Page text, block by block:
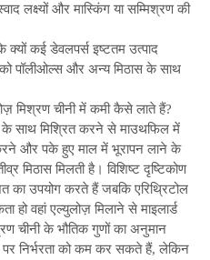
लक्ष्यों और मास्किंग या सम्मिश्रण की
क्यों कई डेवलपर्स इष्टतम उत्पाद
पॉलीओल्स और अन्य मिठास के साथ
मिश्रण चीनी में कमी कैसे लाते हैं?
के साथ मिश्रित करने से माउथफिल में
और पके हुए माल में भूरापन लाने के
मिठास मिलती है। विशिष्ट दृष्टिकोण
का उपयोग करते हैं जबकि एरिथ्रिटोल
हो वहां एल्युलोज़ मिलाने से माइलार्ड
चीनी के भौतिक गुणों का अनुमान
पर निर्भरता को कम कर सकते हैं, लेकिन